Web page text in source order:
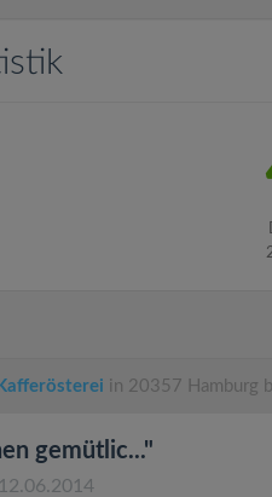
in 20357 Hamburg
gemütlic..."